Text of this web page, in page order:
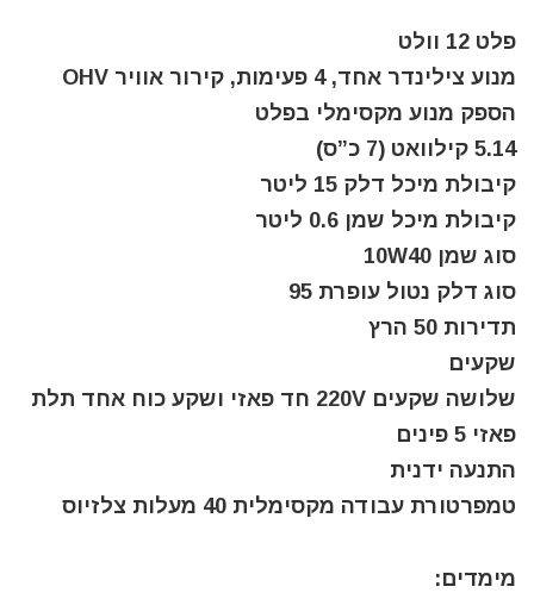
פלט 12 וולט
מנוע צילינדר אחד, 4 פעימות, קירור אוויר OHV
הספק מנוע מקסימלי בפלט
5.14 קילוואט (7 כ”ס)
קיבולת מיכל דלק 15 ליטר
קיבולת מיכל שמן 0.6 ליטר
סוג שמן 10W40
סוג דלק נטול עופרת 95
תדירות 50 הרץ
שקעים
שלושה שקעים 220V חד פאזי ושקע כוח אחד תלת
פאזי 5 פינים
התנעה ידנית
טמפרטורת עבודה מקסימלית 40 מעלות צלזיוס
מימדים: